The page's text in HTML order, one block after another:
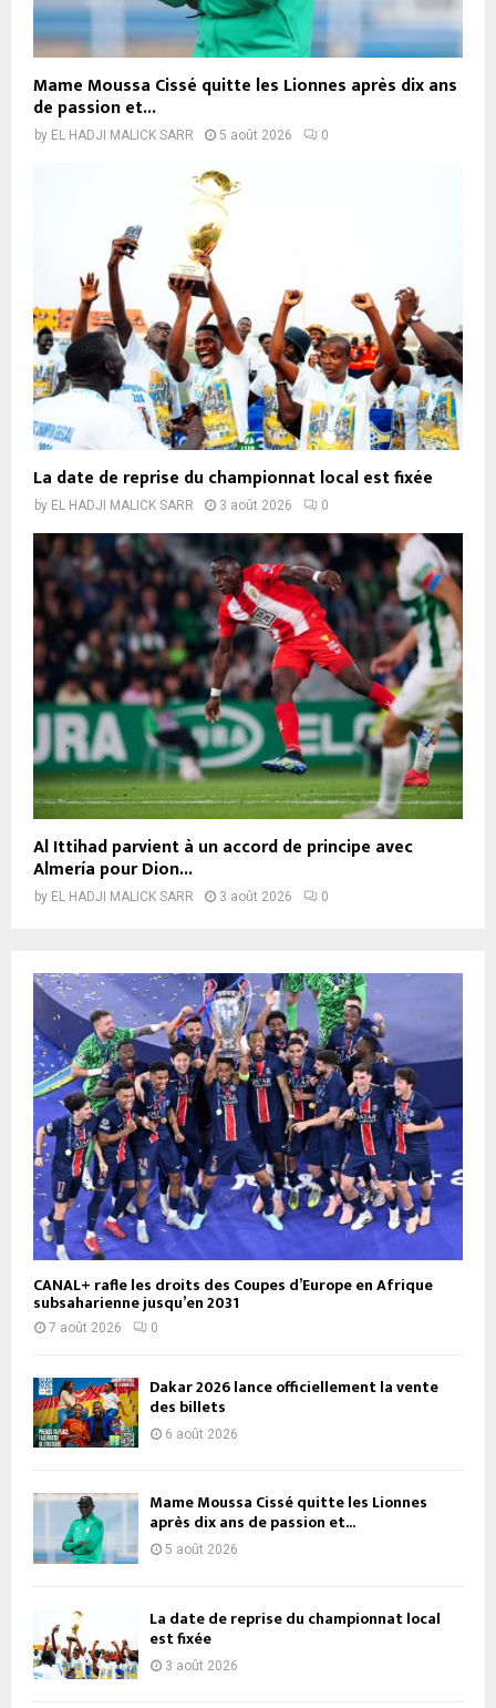
Mame Moussa Cissé quitte les Lionnes après dix ans
de passion et...
by EL HADJI MALICK SARR 5 août 2026 0
La date de reprise du championnat local est fixée
by EL HADJI MALICK SARR 3 août 2026 0
Al Ittihad parvient à un accord de principe avec
Almería pour Dion...
by EL HADJI MALICK SARR 3 août 2026 0
CANAL+ rafle les droits des Coupes d’Europe en Afrique
subsaharienne jusqu’en 2031
7 août 2026 0
Dakar 2026 lance officiellement la vente
des billets
6 août 2026
Mame Moussa Cissé quitte les Lionnes
après dix ans de passion et...
5 août 2026
La date de reprise du championnat local
est fixée
3 août 2026